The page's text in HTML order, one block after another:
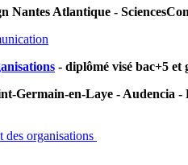
Nantes Atlantique -
- diplômé visé bac+5 et
Germain-en-Laye - Audencia
des organisations